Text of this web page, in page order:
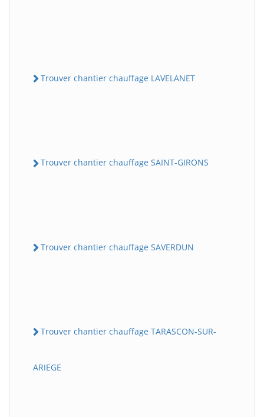
Trouver chantier chauffage LAVELANET
Trouver chantier chauffage SAINT-GIRONS
Trouver chantier chauffage SAVERDUN
Trouver chantier chauffage TARASCON-SUR-
ARIEGE